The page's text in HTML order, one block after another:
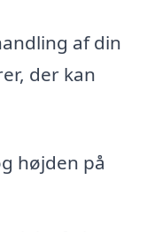
af din
der kan
højden på